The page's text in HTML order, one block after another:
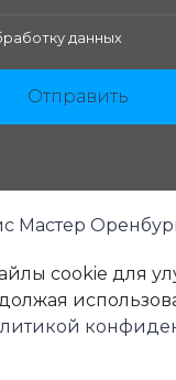
данных
Отправить
Мастер
cookie для